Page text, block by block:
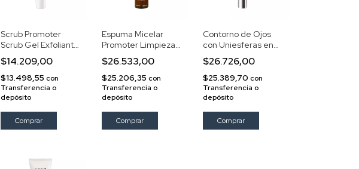
Scrub Promoter
Scrub Gel Exfoliante
para Cejas
$14.209,00
$13.498,55 con
Transferencia o
depósito
Espuma Micelar
Promoter Limpieza
Pestañas Ojos 50ml
$26.533,00
$25.206,35 con
Transferencia o
depósito
Contorno de Ojos
con Uniesferas en
Gel con Vitamina A
y E
$26.726,00
$25.389,70 con
Transferencia o
depósito